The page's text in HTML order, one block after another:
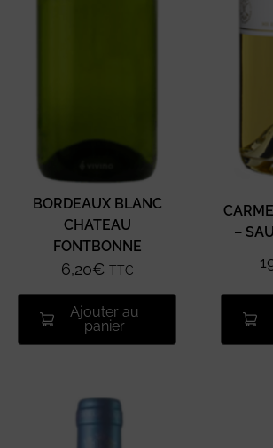
BORDEAUX BLANC
CHATEAU
FONTBONNE
6,20€ TTC
Ajouter au
panier
–